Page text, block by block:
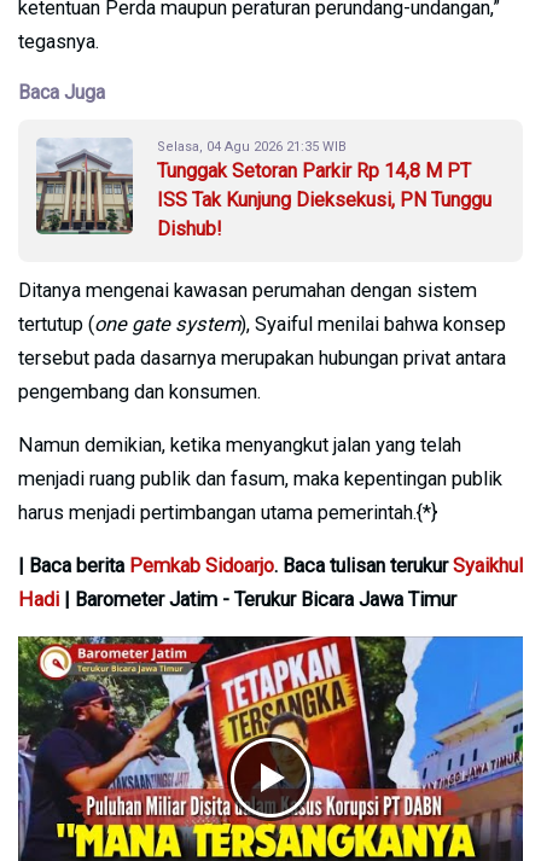
ketentuan Perda maupun peraturan perundang-undangan,”
tegasnya.
Baca Juga
Selasa, 04 Agu 2026 21:35 WIB
Tunggak Setoran Parkir Rp 14,8 M PT
ISS Tak Kunjung Dieksekusi, PN Tunggu
Dishub!
Ditanya mengenai kawasan perumahan dengan sistem
tertutup (one gate system), Syaiful menilai bahwa konsep
tersebut pada dasarnya merupakan hubungan privat antara
pengembang dan konsumen.
Namun demikian, ketika menyangkut jalan yang telah
menjadi ruang publik dan fasum, maka kepentingan publik
harus menjadi pertimbangan utama pemerintah.{*}
| Baca berita Pemkab Sidoarjo. Baca tulisan terukurSyaikhul
Hadi | Barometer Jatim - Terukur Bicara Jawa Timur